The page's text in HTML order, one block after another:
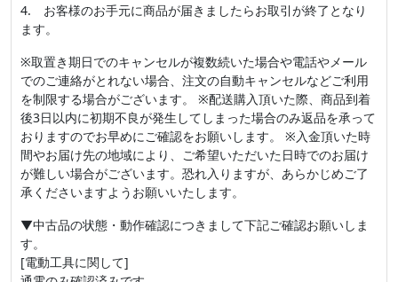
4. お客様のお手元に商品が届きましたらお取引が終了となり
ます。
※取置き期日でのキャンセルが複数続いた場合や電話やメール
でのご連絡がとれない場合、注文の自動キャンセルなどご利用
を制限する場合がございます。 ※配送購入頂いた際、商品到着
後3日以内に初期不良が発生してしまった場合のみ返品を承って
おりますのでお早めにご確認をお願いします。 ※入金頂いた時
間やお届け先の地域により、ご希望いただいた日時でのお届け
が難しい場合がございます。恐れ入りますが、あらかじめご了
承くださいますようお願いいたします。
▼中古品の状態・動作確認につきまして下記ご確認お願いしま
す。
[電動工具に関して]